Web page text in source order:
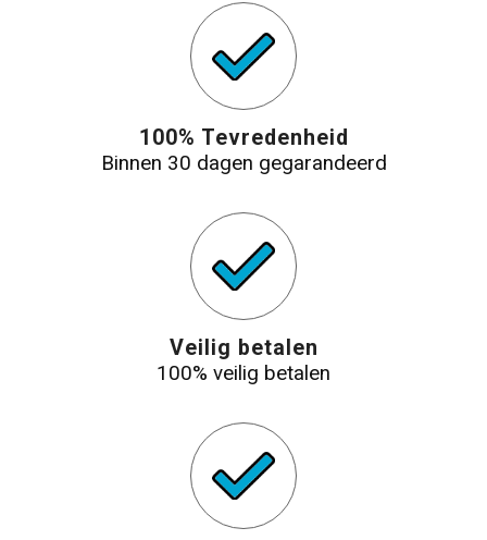
100% Tevredenheid
Binnen 30 dagen gegarandeerd
Veilig betalen
100% veilig betalen